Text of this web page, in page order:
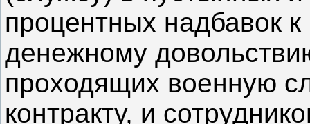
процентных надбавок к
денежному
проходящих военную
контракту, и